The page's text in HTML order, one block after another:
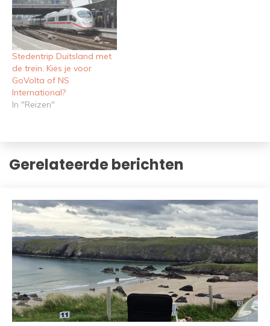
Stedentrip Duitsland met
de trein. Kies je voor
GoVolta of NS
International?
In "Reizen"
Gerelateerde berichten